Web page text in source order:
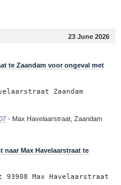
23 June 2026
te Zaandam voor ongeval met
Zaandam
- Max Havelaarstraat, Zaandam
naar Max Havelaarstraat te
Max Havelaarstraat